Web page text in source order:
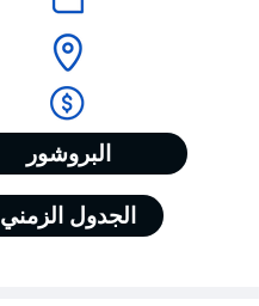
البروشور
الجدول الزمني